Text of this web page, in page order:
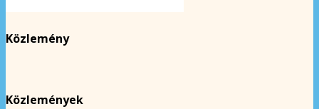
Közlemény
Közlemények